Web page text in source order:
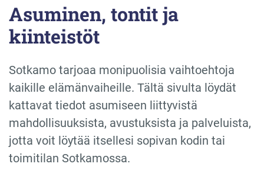
Asuminen, tontit ja
kiinteistöt
Sotkamo tarjoaa monipuolisia vaihtoehtoja
kaikille elämänvaiheille. Tältä sivulta löydät
kattavat tiedot asumiseen liittyvistä
mahdollisuuksista, avustuksista ja palveluista,
jotta voit löytää itsellesi sopivan kodin tai
toimitilan Sotkamossa.